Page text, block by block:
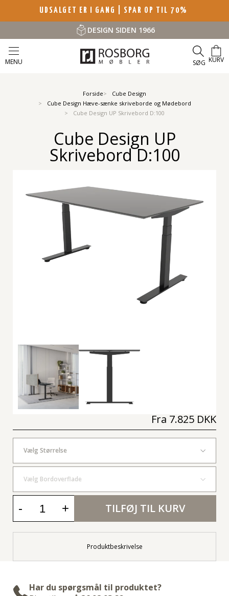
UDSALGET ER I GANG | SPAR OP TIL 70%
DESIGN SIDEN 1966
MENU SØG KURV
Forside
Cube Design
Cube Design Hæve-sænke skriveborde og Mødebord
Cube Design UP Skrivebord D:100
Cube Design UP
Skrivebord D:100
Fra 7.825 DKK
Vælg Størrelse
Vælg Bordoverflade
- + TILFØJ TIL KURV
Produktbeskrivelse
Har du spørgsmål til produktet?